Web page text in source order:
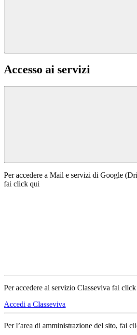
Accesso ai servizi
Per accedere a Mail e servizi di Google
fai click qui
Per accedere al servizio Classeviva fai
Accedi a Classeviva
Per l’area di amministrazione del sito, fai